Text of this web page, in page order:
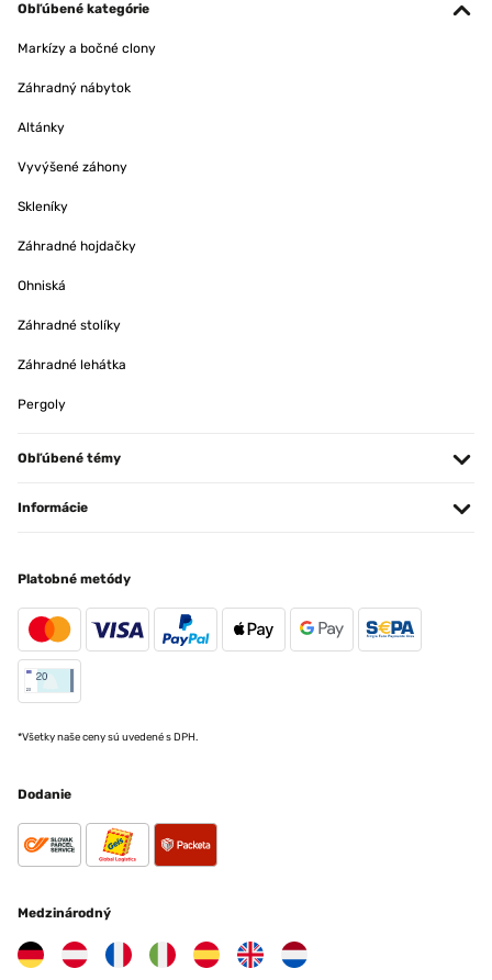
Obľúbené kategórie
Markízy a bočné clony
Záhradný nábytok
Altánky
Vyvýšené záhony
Skleníky
Záhradné hojdačky
Ohniská
Záhradné stolíky
Záhradné lehátka
Pergoly
Obľúbené témy
Informácie
Platobné metódy
*Všetky naše ceny sú uvedené s DPH.
Dodanie
Medzinárodný